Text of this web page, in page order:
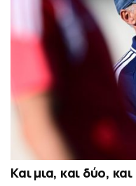
Και μια, και δύο,